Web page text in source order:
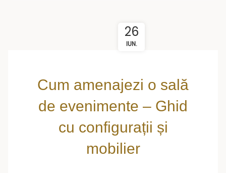
26
IUN.
Cum amenajezi o sală
de evenimente – Ghid
cu configurații și
mobilier